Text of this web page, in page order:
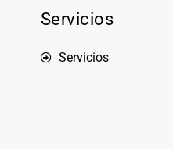
Servicios
Servicios